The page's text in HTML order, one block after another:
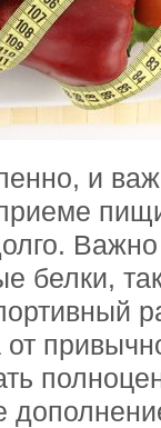
и
Важно
белки,
от